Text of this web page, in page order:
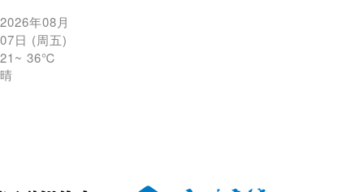
2026年08月
07日 (周五)
21~ 36℃
晴